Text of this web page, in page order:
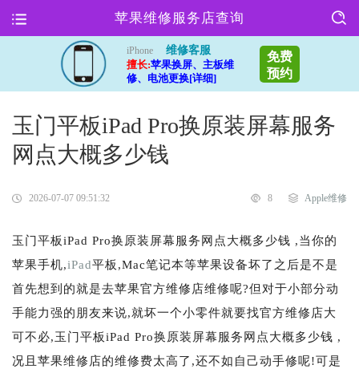
苹果维修服务店查询
iPhone
维修客服
擅长:苹果换屏、主板维
修、电池更换[详细]
免费
预约
玉门平板iPad Pro换原装屏幕服务
网点大概多少钱
2026-07-07 09:51:32 8 Apple维修
玉门平板iPad Pro换原装屏幕服务网点大概多少钱 ,当你的
苹果手机,iPad平板,Mac笔记本等苹果设备坏了之后是不是
首先想到的就是去苹果官方维修店维修呢?但对于小部分动
手能力强的朋友来说,就坏一个小零件就要找官方维修店大
可不必,玉门平板iPad Pro换原装屏幕服务网点大概多少钱 ,
况且苹果维修店的维修费太高了,还不如自己动手修呢!可是